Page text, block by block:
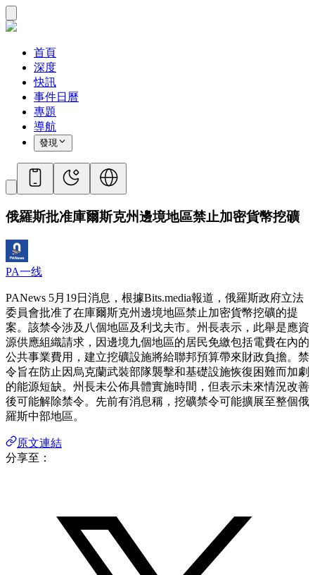
首頁
深度
快訊
事件日曆
專題
導航
發現
俄羅斯批准庫爾斯克州邊境地區禁止加密貨幣挖礦
PA一线
PANews 5月19日消息，根據Bits.media報道，俄羅斯政府立法
委員會批准了在庫爾斯克州邊境地區禁止加密貨幣挖礦的提
案。該禁令涉及八個地區及利戈夫市。州長表示，此舉是應資
源供應組織請求，因邊境九個地區的居民免繳包括電費在內的
公共事業費用，建立挖礦設施將給聯邦預算帶來財政負擔。禁
令旨在防止因烏克蘭武裝部隊襲擊和基礎設施恢復困難而加劇
的能源短缺。州長未公佈具體實施時間，但表示未來情況改善
後可能解除禁令。先前有消息稱，挖礦禁令可能擴展至整個俄
羅斯中部地區。
原文連結
分享至：